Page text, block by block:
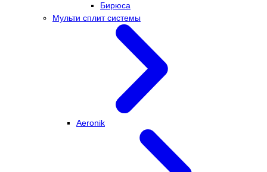
Бирюса
Мульти сплит системы
Aeronik